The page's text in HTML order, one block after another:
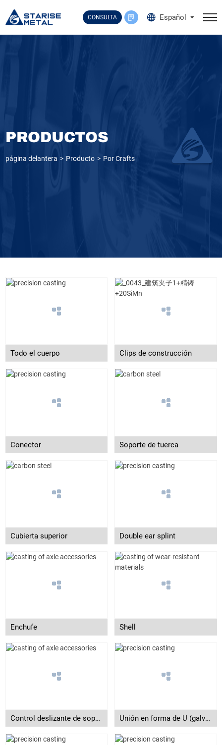
CONSULTA Español
Select Language▼
PRODUCTOS
página delantera Producto Por Crafts
Todo el cuerpo Clips de construcción
Conector Soporte de tuerca
Cubierta superior Double ear splint
Enchufe Shell
Control deslizante de soporte Unión en forma de U (galvanizada)